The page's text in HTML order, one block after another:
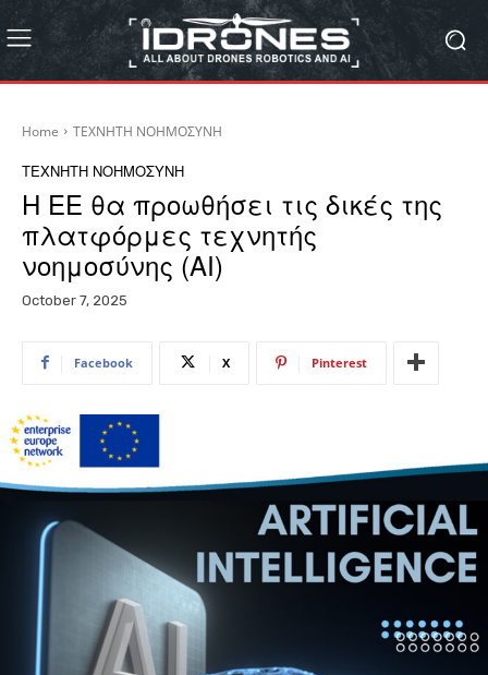
Home ΤΕΧΝΗΤΗ ΝΟΗΜΟΣΥΝΗ
ΤΕΧΝΗΤΗ ΝΟΗΜΟΣΥΝΗ
Η ΕΕ θα προωθήσει τις δικές της
πλατφόρμες τεχνητής
νοημοσύνης (ΑΙ)
October 7, 2025
Facebook X Pinterest